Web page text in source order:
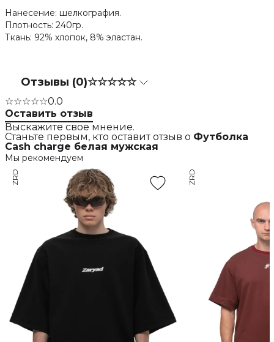
Нанесение: шелкография.
Плотность: 240гр.
Ткань: 92% хлопок, 8% эластан.
Отзывы (0)☆☆☆☆☆
☆☆☆☆☆0.0
Оставить отзыв
Выскажите свое мнение.
Станьте первым, кто оставит отзыв о Футболка
Cash charge белая мужская
Мы рекомендуем
ZRD ZRD